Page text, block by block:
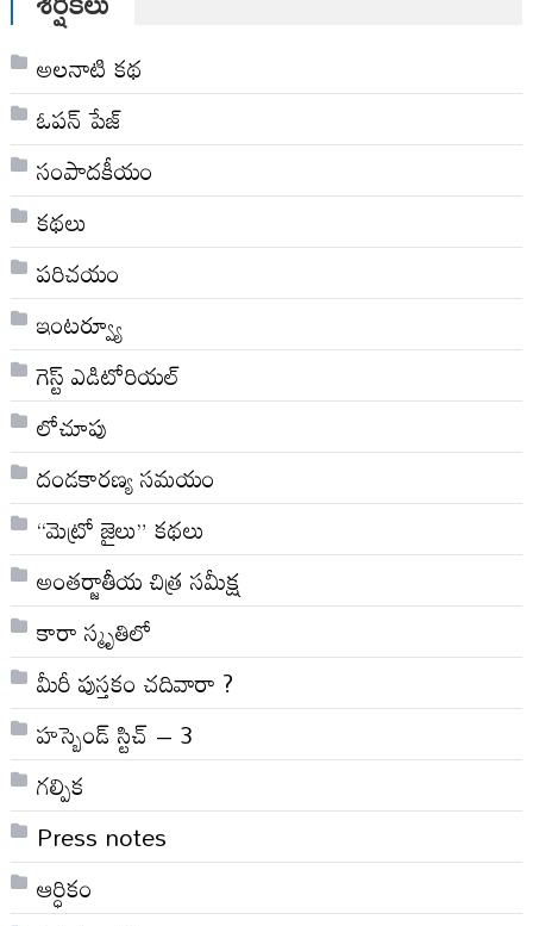
అల‌నాటి క‌థ‌
ఓపన్ పేజ్
సంపాదకీయం
కథలు
పరిచయం
ఇంటర్వ్యూ
గెస్ట్ ఎడిటోరియల్
లోచూపు
దండకారణ్య సమయం
“మెట్రో జైలు” కథలు
అంతర్జాతీయ చిత్ర సమీక్ష
కారా స్మృతిలో
మీరీ పుస్తకం చదివారా ?
హస్బెండ్ స్టిచ్ – 3
గల్పిక
Press notes
ఆర్ధికం